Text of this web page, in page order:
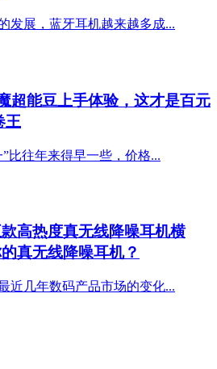
发展，蓝牙耳机越来越多成...
超能豆上手体验，这才是百元
王
比往年来得早一些，价格...
款高热度真无线降噪耳机横
真无线降噪耳机？
近几年数码产品市场的变化...